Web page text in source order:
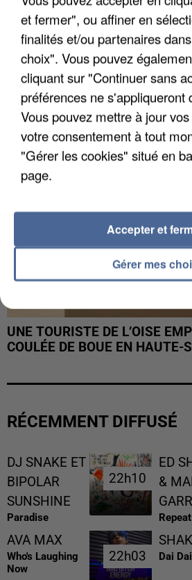
UN SECOND CADRE DE LA DZ
INTERPELLÉ EN ALGÉRIE
UNE TOURISTE DE L’OISE
COULÉE DE BOUE EN HAUTE-
RÉCEMMENT DIFFUSÉ
DJ SNAKE ET
BIPOLAR
SUNSHINE
Paradise
22h10
22h10
ED
&
AVA MAX
Who's Laughing
Now
22h03
22h03 Dai Dai
et fermer", ou affiner en
finalités et/ou partenaires
choix". Vous pouvez
cliquant sur "Continuer sans
préférences ne s'appliqueront
Vous pouvez mettre à jour
votre consentement à tout
"Gérer les cookies" situé en
page.
Gérer mes
Accepter et